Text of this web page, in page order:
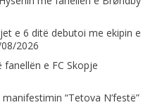
e 6 ditë debutoi me ekipin e
2026
fanellën e FC Skopje
“Tetova N’festë”